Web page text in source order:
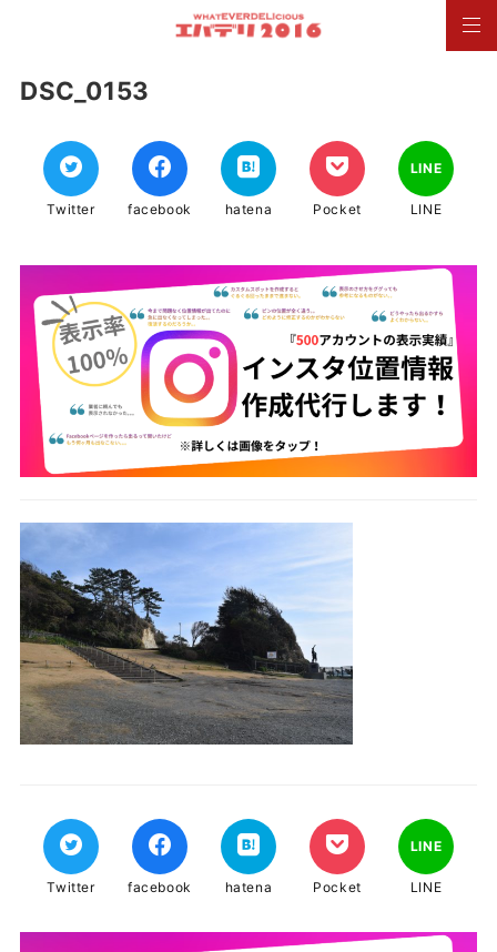
DSC_0153
Twitter facebook hatena Pocket
LINE
LINE
Twitter facebook hatena Pocket
LINE
LINE